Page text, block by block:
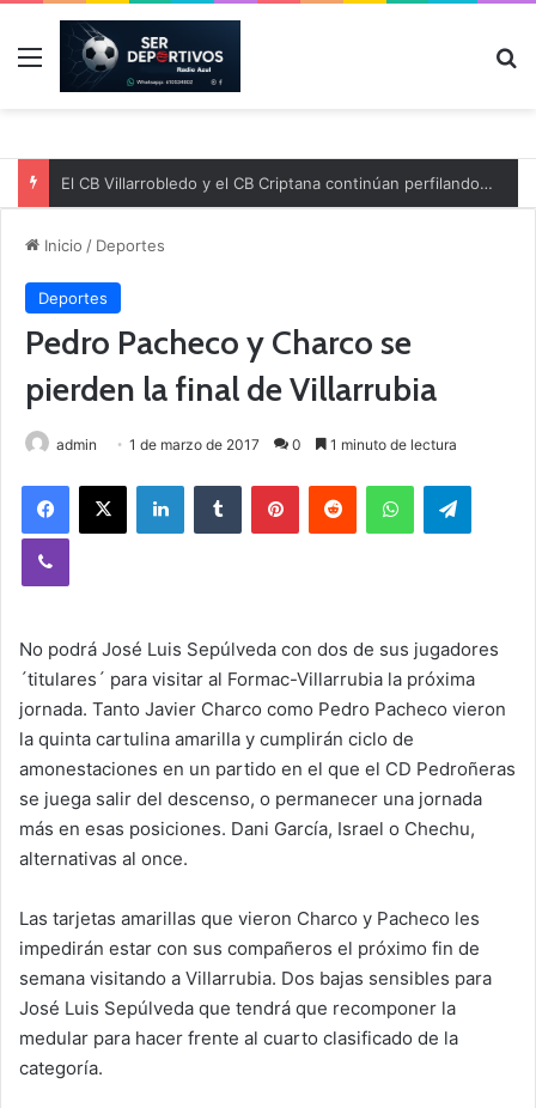
Menú
El CB Villarrobledo y el CB Criptana continúan perfilando sus plantillas
Inicio / Deportes
Deportes
Pedro Pacheco y Charco se
pierden la final de Villarrubia
admin 1 de marzo de 2017 0 1 minuto de lectura
No podrá José Luis Sepúlveda con dos de sus jugadores
´titulares´ para visitar al Formac-Villarrubia la próxima
jornada. Tanto Javier Charco como Pedro Pacheco vieron
la quinta cartulina amarilla y cumplirán ciclo de
amonestaciones en un partido en el que el CD Pedroñeras
se juega salir del descenso, o permanecer una jornada
más en esas posiciones. Dani García, Israel o Chechu,
alternativas al once.
Las tarjetas amarillas que vieron Charco y Pacheco les
impedirán estar con sus compañeros el próximo fin de
semana visitando a Villarrubia. Dos bajas sensibles para
José Luis Sepúlveda que tendrá que recomponer la
medular para hacer frente al cuarto clasificado de la
categoría.